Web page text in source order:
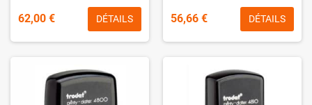
62,00 € DÉTAILS 56,66 € DÉTAILS